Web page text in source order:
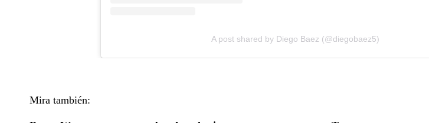
A post shared by Diego Baez (@diegobaez5)
Mira también: